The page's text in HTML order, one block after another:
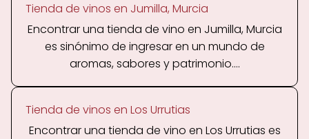
Tienda de vinos en Jumilla, Murcia
Encontrar una tienda de vino en Jumilla, Murcia
es sinónimo de ingresar en un mundo de
aromas, sabores y patrimonio....
Tienda de vinos en Los Urrutias
Encontrar una tienda de vino en Los Urrutias es